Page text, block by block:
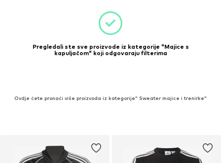
Pregledali ste sve proizvode iz kategorije "Majice s
kapuljačom" koji odgovaraju filterima
Ovdje ćete pronaći više proizvoda iz kategorije" Sweater majice i trenirke"